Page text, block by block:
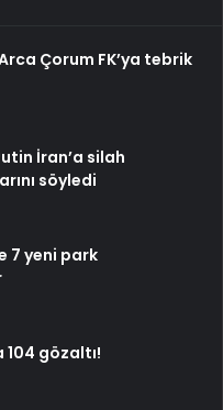
Çorum FK’ya tebrik
İran’a silah
söyledi
7 yeni park
104 gözaltı!